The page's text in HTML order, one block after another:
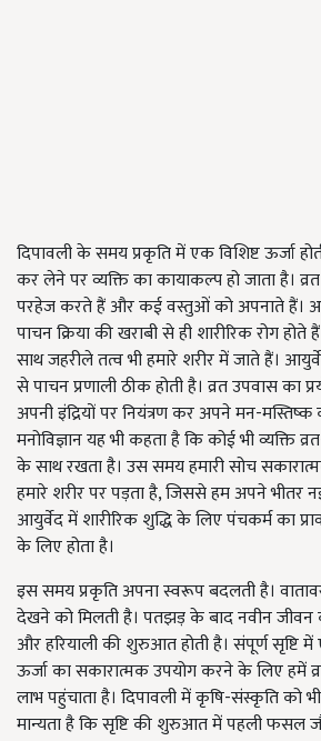
दिपावली के समय प्रकृति में एक विशिष्ट ऊर्जा
कर लेने पर व्यक्ति का कायाकल्प हो जाता है।
परहेज करते हैं और कई वस्तुओं को अपनाते हैं।
पाचन क्रिया की खराबी से ही शारीरिक रोग
साथ जहरीले तत्व भी हमारे शरीर में जाते हैं।
से पाचन प्रणाली ठीक होती है। व्रत उपवास का
अपनी इंद्रियों पर नियंत्रण कर अपने मन-
मनोविज्ञान यह भी कहता है कि कोई भी व्यक्ति
के साथ रखता है। उस समय हमारी सोच
हमारे शरीर पर पड़ता है, जिससे हम अपने भीतर
आयुर्वेद में शारीरिक शुद्धि के लिए पंचकर्म का
के लिए होता है।
इस समय प्रकृति अपना स्वरूप बदलती है।
देखने को मिलती है। पतझड़ के बाद नवीन जीवन
और हरियाली की शुरुआत होती है। संपूर्ण सृष्टि
ऊर्जा का सकारात्मक उपयोग करने के लिए हमें
लाभ पहुंचाता है। दिपावली में कृषि-संस्कृति को भी
मान्यता है कि सृष्टि की शुरुआत में पहली फसल जौं